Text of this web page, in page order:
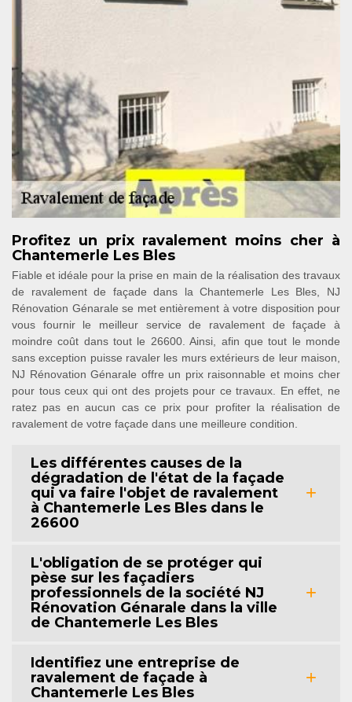
Profitez un prix ravalement moins cher à
Chantemerle Les Bles
Fiable et idéale pour la prise en main de la réalisation des travaux
de ravalement de façade dans la Chantemerle Les Bles, NJ
Rénovation Génarale se met entièrement à votre disposition pour
vous fournir le meilleur service de ravalement de façade à
moindre coût dans tout le 26600. Ainsi, afin que tout le monde
sans exception puisse ravaler les murs extérieurs de leur maison,
NJ Rénovation Génarale offre un prix raisonnable et moins cher
pour tous ceux qui ont des projets pour ce travaux. En effet, ne
ratez pas en aucun cas ce prix pour profiter la réalisation de
ravalement de votre façade dans une meilleure condition.
Les différentes causes de la
dégradation de l'état de la façade
qui va faire l'objet de ravalement
à Chantemerle Les Bles dans le
26600
L'obligation de se protéger qui
pèse sur les façadiers
professionnels de la société NJ
Rénovation Génarale dans la ville
de Chantemerle Les Bles
Identifiez une entreprise de
ravalement de façade à
Chantemerle Les Bles